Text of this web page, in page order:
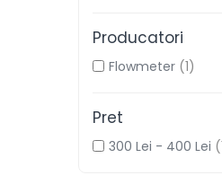
03. Categoria Secundara
a. Subcategoria secundara
II. ECHIPAMENTE MEDICALE
III. ACCESORII ȘI CONSUMABILE
Producatori
Flowmeter (1)
Pret
300 Lei - 400 Lei